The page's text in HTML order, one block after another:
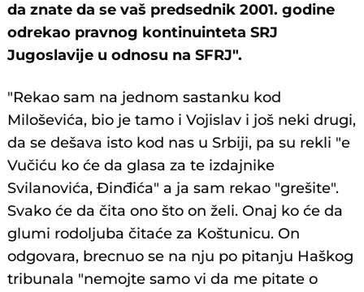
da znate da se vaš predsednik 2001. godine
odrekao pravnog kontinuinteta SRJ
Jugoslavije u odnosu na SFRJ".
"Rekao sam na jednom sastanku kod
Miloševića, bio je tamo i Vojislav i još neki drugi,
da se dešava isto kod nas u Srbiji, pa su rekli "e
Vučiću ko će da glasa za te izdajnike
Svilanovića, Đinđića" a ja sam rekao "grešite".
Svako će da čita ono što on želi. Onaj ko će da
glumi rodoljuba čitaće za Koštunicu. On
odgovara, brecnuo se na nju po pitanju Haškog
tribunala "nemojte samo vi da me pitate o